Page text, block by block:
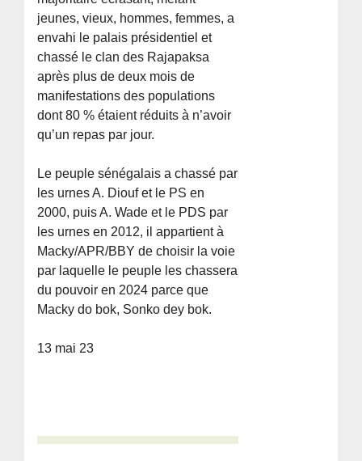
jeunes, vieux, hommes, femmes, a
envahi le palais présidentiel et
chassé le clan des Rajapaksa
après plus de deux mois de
manifestations des populations
dont 80 % étaient réduits à n’avoir
qu’un repas par jour.
Le peuple sénégalais a chassé par
les urnes A. Diouf et le PS en
2000, puis A. Wade et le PDS par
les urnes en 2012, il appartient à
Macky/APR/BBY de choisir la voie
par laquelle le peuple les chassera
du pouvoir en 2024 parce que
Macky do bok, Sonko dey bok.
13 mai 23